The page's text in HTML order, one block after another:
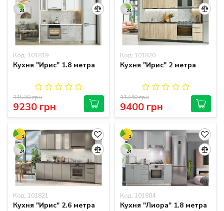
24
Код: 101819
Кухня "Ирис" 1.8 метра
9230 грн
11530 грн
24
Код: 101820
Кухня "Ирис" 2 метра
9400 грн
11740 грн
1
24
Код: 101821
Кухня "Ирис" 2.6 метра
1
24
Код: 101804
Кухня "Лиора" 1.8 метра